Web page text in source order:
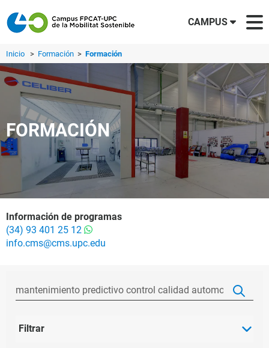
CAMPUS
Inicio > Formación > Formación
FORMACIÓN
Información de programas
(34) 93 401 25 12
info.cms@cms.upc.edu
Filtrar